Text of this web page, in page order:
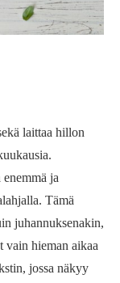
laittaa hillon
ja
Tämä
juhannuksenakin,
vain hieman aikaa
jossa näkyy